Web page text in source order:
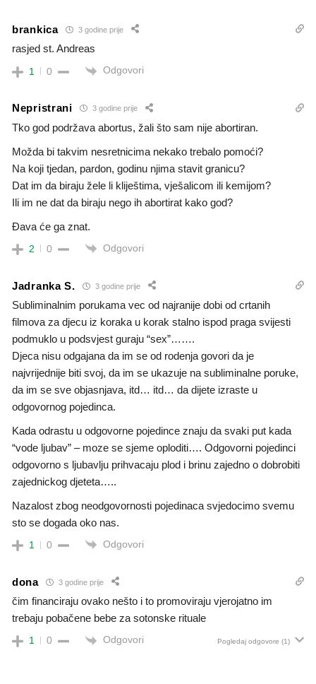
brankica 3 godine prije
rasjed st. Andreas
1 0 Odgovori
Nepristrani 3 godine prije
Tko god podržava abortus, žali što sam nije abortiran.
Možda bi takvim nesretnicima nekako trebalo pomoći?
Na koji tjedan, pardon, godinu njima stavit granicu?
Dat im da biraju žele li kliještima, vješalicom ili kemijom?
Ili im ne dat da biraju nego ih abortirat kako god?
Đava će ga znat.
2 0 Odgovori
Jadranka S. 3 godine prije
Subliminalnim porukama vec od najranije dobi od crtanih
filmova za djecu iz koraka u korak stalno ispod praga svijesti
podmuklo u podsvjest guraju “sex”…….
Djeca nisu odgajana da im se od rodenja govori da je
najvrijednije biti svoj, da im se ukazuje na subliminalne poruke,
da im se sve objasnjava, itd… itd… da dijete izraste u
odgovornog pojedinca.
Kada odrastu u odgovorne pojedince znaju da svaki put kada
“vode ljubav” – moze se sjeme oploditi…. Odgovorni pojedinci
odgovorno s ljubavlju prihvacaju plod i brinu zajedno o dobrobiti
zajednickog djeteta…..
Nazalost zbog neodgovornosti pojedinaca svjedocimo svemu
sto se dogada oko nas.
1 0 Odgovori
dona 3 godine prije
čim financiraju ovako nešto i to promoviraju vjerojatno im
trebaju pobačene bebe za sotonske rituale
1 0 Odgovori Pogledaj odgovore (1)